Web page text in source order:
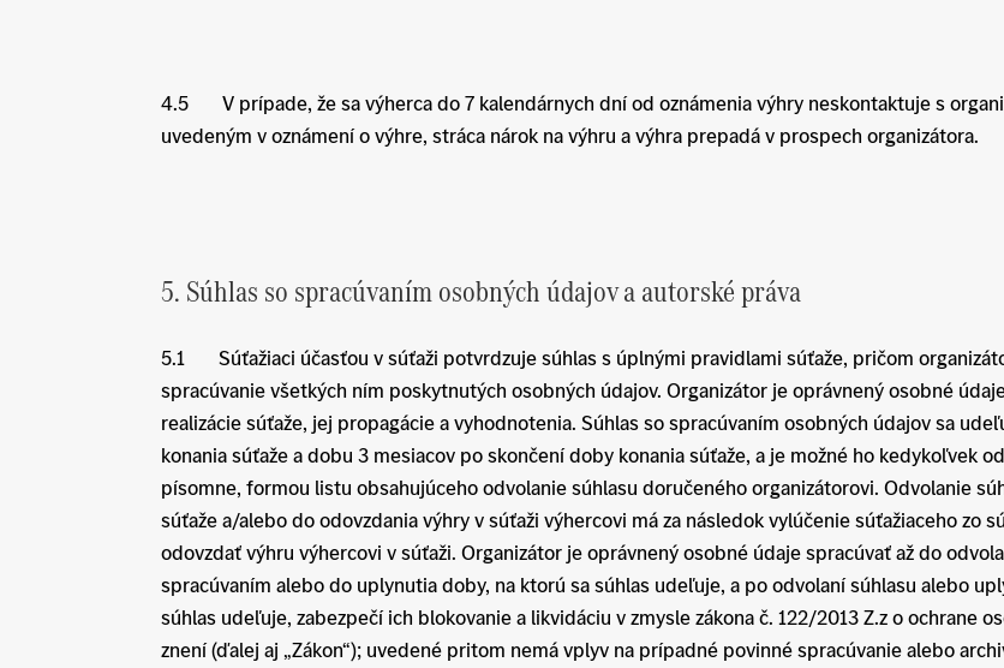
4.5 V prípade, že sa výherca do 7 kalendárnych dní od oznámenia výhry neskontaktuje s
uvedeným v oznámení o výhre, stráca nárok na výhru a výhra prepadá v prospech organizátora.
5. Súhlas so spracúvaním osobných údajov a autorské práva
5.1 Súťažiaci účasťou v súťaži potvrdzuje súhlas s úplnými pravidlami súťaže, pričom
spracúvanie všetkých ním poskytnutých osobných údajov. Organizátor je oprávnený osobné
realizácie súťaže, jej propagácie a vyhodnotenia. Súhlas so spracúvaním osobných údajov sa
konania súťaže a dobu 3 mesiacov po skončení doby konania súťaže, a je možné ho kedykoľvek
písomne, formou listu obsahujúceho odvolanie súhlasu doručeného organizátorovi. Odvolanie
súťaže a/alebo do odovzdania výhry v súťaži výhercovi má za následok vylúčenie súťažiaceho zo
odovzdať výhru výhercovi v súťaži. Organizátor je oprávnený osobné údaje spracúvať až do
spracúvaním alebo do uplynutia doby, na ktorú sa súhlas udeľuje, a po odvolaní súhlasu alebo
súhlas udeľuje, zabezpečí ich blokovanie a likvidáciu v zmysle zákona č. 122/2013 Z.z o ochrane
znení (ďalej aj „Zákon“); uvedené pritom nemá vplyv na prípadné povinné spracúvanie alebo